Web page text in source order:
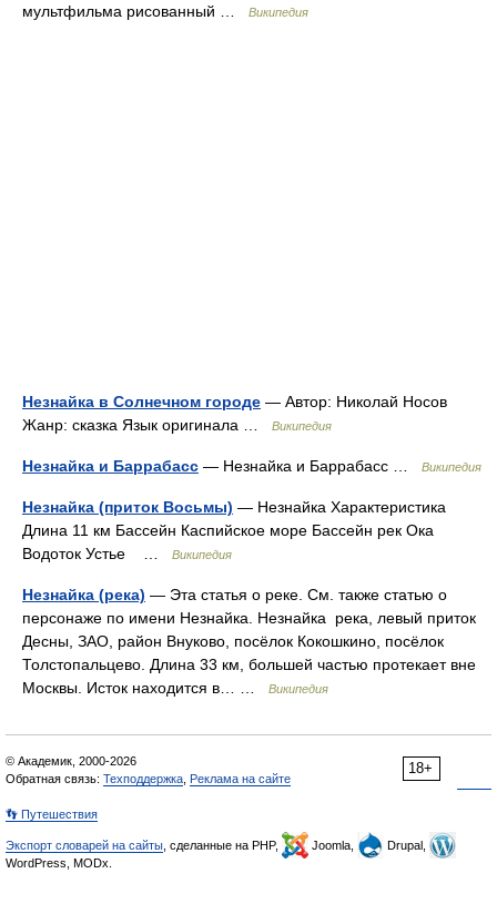
мультфильма рисованный …
Википедия
Незнайка в Солнечном городе — Автор: Николай Носов
Жанр: сказка Язык оригинала …
Википедия
Незнайка и Баррабасс — Незнайка и Баррабасс … Википедия
Незнайка (приток Восьмы) — Незнайка Характеристика
Длина 11 км Бассейн Каспийское море Бассейн рек Ока
Водоток Устье …
Википедия
Незнайка (река) — Эта статья о реке. См. также статью о
персонаже по имени Незнайка. Незнайка река, левый приток
Десны, ЗАО, район Внуково, посёлок Кокошкино, посёлок
Толстопальцево. Длина 33 км, большей частью протекает вне
Москвы. Исток находится в… …
Википедия
18+
© Академик, 2000-2026
Обратная связь: Техподдержка Реклама на сайте
👣 Путешествия
Экспорт словарей на сайты , сделанные на PHP, Joomla,
Drupal,
WordPress, MODx.